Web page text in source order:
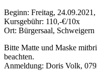
Beginn: Freitag,
Kursgebühr: 110,-€/10x
Ort: Bürgersaal, Schweigern
Bitte Matte und Maske
beachten.
Anmeldung: Doris Volk,